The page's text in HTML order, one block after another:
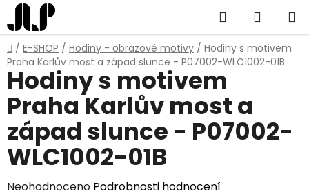
Přejít
na
obsah
Hledat
KOŠÍK
Domů
/ E-SHOP / Hodiny - obrazové motivy / Hodiny s motivem
Praha Karlův most a západ slunce - P07002-WLC1002-01B
Hodiny s motivem
Praha Karlův most a
západ slunce - P07002-
WLC1002-01B
Průměrné
Neohodnoceno Podrobnosti hodnocení